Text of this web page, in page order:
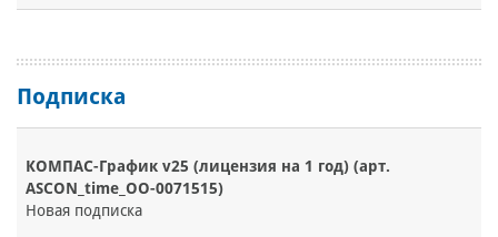
Подписка
КОМПАС-График v25 (лицензия на 1 год) (арт.
ASCON_time_ОО-0071515)
Новая подписка